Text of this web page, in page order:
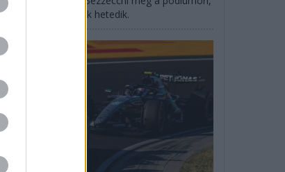
Marquez csak hetedik.